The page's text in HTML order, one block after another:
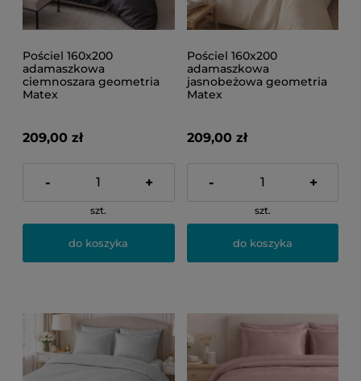
Pościel 160x200
adamaszkowa
ciemnoszara geometria
Matex
209,00 zł
- +
szt.
do koszyka
Pościel 160x200
adamaszkowa
jasnobeżowa geometria
Matex
209,00 zł
- +
szt.
do koszyka